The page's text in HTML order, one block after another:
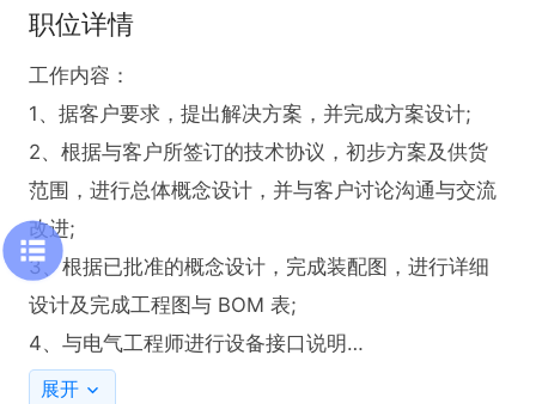
职位详情
工作内容：
1、据客户要求，提出解决方案，并完成方案设计;
2、根据与客户所签订的技术协议，初步方案及供货
范围，进行总体概念设计，并与客户讨论沟通与交流
改进;
3、根据已批准的概念设计，完成装配图，进行详细
设计及完成工程图与 BOM 表;
4、与电气工程师进行设备接口说明
5、支持所设计零部件的加工;支持设备装配，解决装
展开